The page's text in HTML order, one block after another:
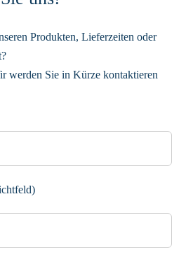
Produkten, Lieferzeiten oder
werden Sie in Kürze kontaktieren